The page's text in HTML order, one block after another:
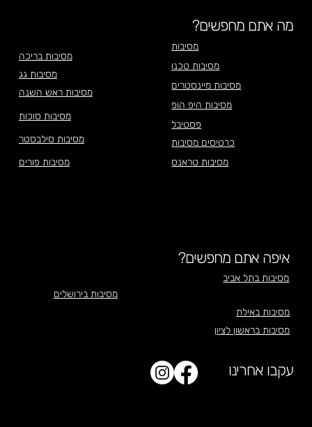
מסיבות בריכה
מסיבות גג
מסיבות ראש השנה
מסיבות סוכות
מסיבות סילבסטר
מסיבות פורים
מה אתם מחפשים?
מסיבות
מסיבות טכנו
מסיבות טראנס
מסיבות מיינסטרים
מסיבות היפ הופ
פסטיבל
כרטיסים מסיבות
עקבו אחרינו
איפה אתם מחפשים?
מסיבות בתל אביב
מסיבות בירושלים
מסיבות באילת
מסיבות בראשון לציון